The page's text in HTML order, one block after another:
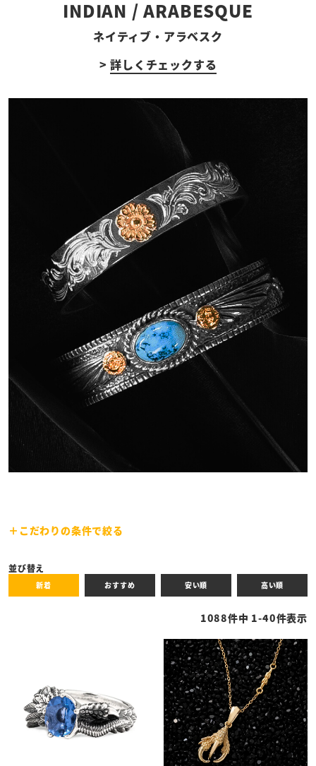
INDIAN / ARABESQUE
ネイティブ・アラベスク
>詳しくチェックする
こだわりの条件で絞る
予約商品 セール商品
カテゴリ
並び替え
新着 おすすめ 安い順 高い順
1088件中 1-40件表示